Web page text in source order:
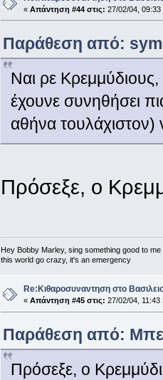
« Απάντηση #44 στις: 27/02/04, 09:33
Παράθεση από:
Ναι ρε Κρεμμύδιους,
έχουνε συνηθήσει
αθήνα
Πρόσεξε, ο
Hey Bobby Marley, sing something good to me
this world go crazy, it's an emergency
Re:Κιθαροσυναντηση στο
« Απάντηση #45 στις: 27/02/04, 11:43
Παράθεση από:
Πρόσεξε, ο